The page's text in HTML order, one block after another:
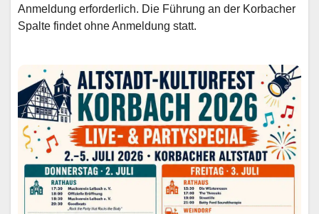
Anmeldung erforderlich. Die Führung an der Korbacher
Spalte findet ohne Anmeldung statt.